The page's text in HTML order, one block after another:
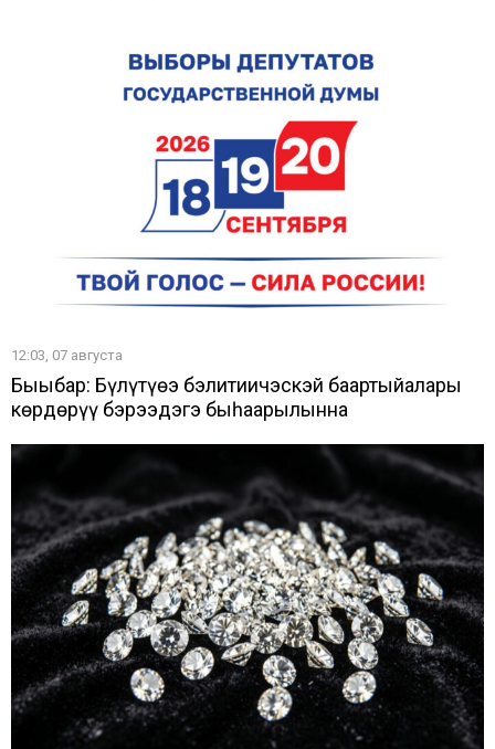
12:03, 07 августа
Быыбар: Бүлүтүөҥҥэ бэлитиичэскэй баартыйалары
көрдөрүү бэрээдэгэ быһаарылынна